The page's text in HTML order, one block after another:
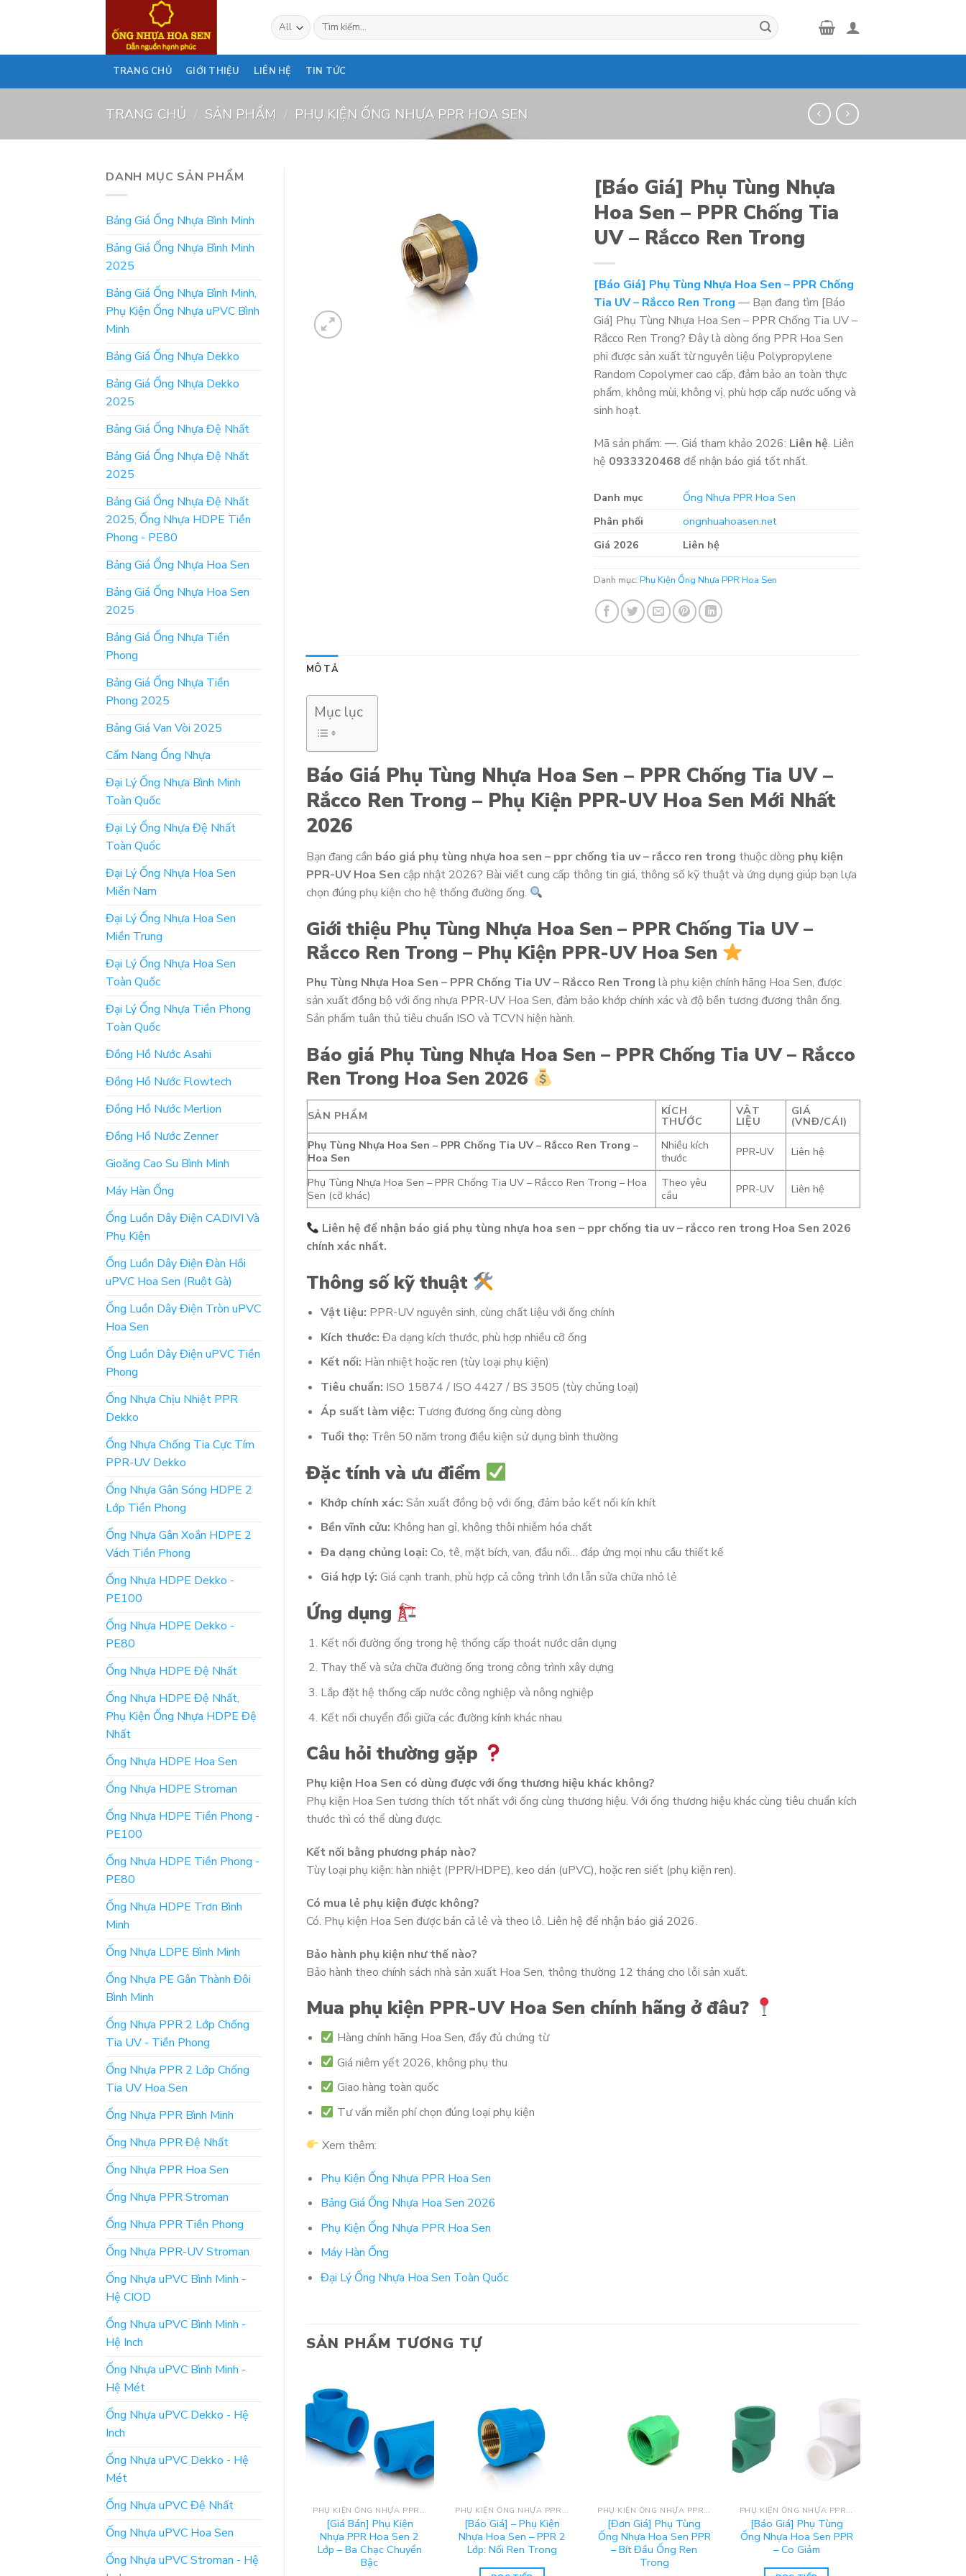
Tìm
kiếm:
TRANG CHỦ GIỚI THIỆU LIÊN HỆ TIN TỨC
TRANG CHỦ / SẢN PHẨM / PHỤ KIỆN ỐNG NHỰA PPR HOA SEN
DANH MỤC SẢN PHẨM
Bảng Giá Ống Nhựa Bình Minh
Bảng Giá Ống Nhựa Bình Minh
2025
Bảng Giá Ống Nhựa Bình Minh,
Phụ Kiện Ống Nhựa uPVC Bình
Minh
Bảng Giá Ống Nhựa Dekko
Bảng Giá Ống Nhựa Dekko
2025
Bảng Giá Ống Nhựa Đệ Nhất
Bảng Giá Ống Nhựa Đệ Nhất
2025
Bảng Giá Ống Nhựa Đệ Nhất
2025, Ống Nhựa HDPE Tiền
Phong - PE80
Bảng Giá Ống Nhựa Hoa Sen
Bảng Giá Ống Nhựa Hoa Sen
2025
Bảng Giá Ống Nhựa Tiền
Phong
Bảng Giá Ống Nhựa Tiền
Phong 2025
Bảng Giá Van Vòi 2025
Cẩm Nang Ống Nhựa
Đại Lý Ống Nhựa Bình Minh
Toàn Quốc
Đại Lý Ống Nhựa Đệ Nhất
Toàn Quốc
Đại Lý Ống Nhựa Hoa Sen
Miền Nam
Đại Lý Ống Nhựa Hoa Sen
Miền Trung
Đại Lý Ống Nhựa Hoa Sen
Toàn Quốc
Đại Lý Ống Nhựa Tiền Phong
Toàn Quốc
Đồng Hồ Nước Asahi
Đồng Hồ Nước Flowtech
Đồng Hồ Nước Merlion
Đồng Hồ Nước Zenner
Gioăng Cao Su Bình Minh
Máy Hàn Ống
Ống Luồn Dây Điện CADIVI Và
Phụ Kiện
Ống Luồn Dây Điện Đàn Hồi
uPVC Hoa Sen (Ruột Gà)
Ống Luồn Dây Điện Tròn uPVC
Hoa Sen
Ống Luồn Dây Điện uPVC Tiền
Phong
Ống Nhựa Chịu Nhiệt PPR
Dekko
Ống Nhựa Chống Tia Cực Tím
PPR-UV Dekko
Ống Nhựa Gân Sóng HDPE 2
Lớp Tiền Phong
Ống Nhựa Gân Xoắn HDPE 2
Vách Tiền Phong
Ống Nhựa HDPE Dekko -
PE100
Ống Nhựa HDPE Dekko -
PE80
Ống Nhựa HDPE Đệ Nhất
Ống Nhựa HDPE Đệ Nhất,
Phụ Kiện Ống Nhựa HDPE Đệ
Nhất
Ống Nhựa HDPE Hoa Sen
Ống Nhựa HDPE Stroman
Ống Nhựa HDPE Tiền Phong -
PE100
Ống Nhựa HDPE Tiền Phong -
PE80
Ống Nhựa HDPE Trơn Bình
Minh
Ống Nhựa LDPE Bình Minh
Ống Nhựa PE Gân Thành Đôi
Bình Minh
Ống Nhựa PPR 2 Lớp Chống
Tia UV - Tiền Phong
Ống Nhựa PPR 2 Lớp Chống
Tia UV Hoa Sen
Ống Nhựa PPR Bình Minh
Ống Nhựa PPR Đệ Nhất
Ống Nhựa PPR Hoa Sen
Ống Nhựa PPR Stroman
Ống Nhựa PPR Tiền Phong
Ống Nhựa PPR-UV Stroman
Ống Nhựa uPVC Bình Minh -
Hệ CIOD
Ống Nhựa uPVC Bình Minh -
Hệ Inch
Ống Nhựa uPVC Bình Minh -
Hệ Mét
Ống Nhựa uPVC Dekko - Hệ
Inch
Ống Nhựa uPVC Dekko - Hệ
Mét
Ống Nhựa uPVC Đệ Nhất
Ống Nhựa uPVC Hoa Sen
Ống Nhựa uPVC Stroman - Hệ
[Báo Giá] Phụ Tùng Nhựa
Hoa Sen – PPR Chống Tia
UV – Rắcco Ren Trong
[Báo Giá] Phụ Tùng Nhựa Hoa Sen – PPR Chống
Tia UV – Rắcco Ren Trong — Bạn đang tìm [Báo
Giá] Phụ Tùng Nhựa Hoa Sen – PPR Chống Tia UV –
Rắcco Ren Trong? Đây là dòng ống PPR Hoa Sen
phi được sản xuất từ nguyên liệu Polypropylene
Random Copolymer cao cấp, đảm bảo an toàn thực
phẩm, không mùi, không vị, phù hợp cấp nước uống và
sinh hoạt.
Mã sản phẩm:—. Giá tham khảo 2026: Liên hệ. Liên
hệ 0933320468 để nhận báo giá tốt nhất.
Danh mục
Ống Nhựa PPR Hoa Sen
Phân phối
ongnhuahoasen.net
Giá 2026
Liên hệ
Danh mục:Phụ Kiện Ống Nhựa PPR Hoa Sen
MÔ TẢ
Mục lục
Báo Giá Phụ Tùng Nhựa Hoa Sen – PPR Chống Tia UV –
Rắcco Ren Trong – Phụ Kiện PPR-UV Hoa Sen Mới Nhất
2026
Bạn đang cần báo giá phụ tùng nhựa hoa sen – ppr chống tia uv – rắcco ren trong thuộc dòng phụ kiện
PPR-UV Hoa Sen cập nhật 2026? Bài viết cung cấp thông tin giá, thông số kỹ thuật và ứng dụng giúp bạn lựa
chọn đúng phụ kiện cho hệ thống đường ống.
Giới thiệu Phụ Tùng Nhựa Hoa Sen – PPR Chống Tia UV –
Rắcco Ren Trong – Phụ Kiện PPR-UV Hoa Sen
Phụ Tùng Nhựa Hoa Sen – PPR Chống Tia UV – Rắcco Ren Trong là phụ kiện chính hãng Hoa Sen, được
sản xuất đồng bộ với ống nhựa PPR-UV Hoa Sen, đảm bảo khớp chính xác và độ bền tương đương thân ống.
Sản phẩm tuân thủ tiêu chuẩn ISO và TCVN hiện hành.
Báo giá Phụ Tùng Nhựa Hoa Sen – PPR Chống Tia UV – Rắcco
Ren Trong Hoa Sen 2026
SẢN PHẨM KÍCH
THƯỚC
VẬT
LIỆU
GIÁ
(VNĐ/CÁI)
Phụ Tùng Nhựa Hoa Sen – PPR Chống Tia UV – Rắcco Ren Trong –
Hoa Sen
Nhiều kích
thước
PPR-UV Liên hệ
Phụ Tùng Nhựa Hoa Sen – PPR Chống Tia UV – Rắcco Ren Trong – Hoa
Sen (cỡ khác)
Theo yêu
cầu
PPR-UV Liên hệ
Liên hệ để nhận báo giá phụ tùng nhựa hoa sen – ppr chống tia uv – rắcco ren trong Hoa Sen 2026
chính xác nhất.
Thông số kỹ thuật
Vật liệu: PPR-UV nguyên sinh, cùng chất liệu với ống chính
Kích thước: Đa dạng kích thước, phù hợp nhiều cỡ ống
Kết nối: Hàn nhiệt hoặc ren (tùy loại phụ kiện)
Tiêu chuẩn: ISO 15874 / ISO 4427 / BS 3505 (tùy chủng loại)
Áp suất làm việc: Tương đương ống cùng dòng
Tuổi thọ: Trên 50 năm trong điều kiện sử dụng bình thường
Đặc tính và ưu điểm
Khớp chính xác: Sản xuất đồng bộ với ống, đảm bảo kết nối kín khít
Bền vĩnh cửu: Không han gỉ, không thôi nhiễm hóa chất
Đa dạng chủng loại: Co, tê, mặt bích, van, đầu nối… đáp ứng mọi nhu cầu thiết kế
Giá hợp lý: Giá cạnh tranh, phù hợp cả công trình lớn lẫn sửa chữa nhỏ lẻ
Ứng dụng
Kết nối đường ống trong hệ thống cấp thoát nước dân dụng
Thay thế và sửa chữa đường ống trong công trình xây dựng
Lắp đặt hệ thống cấp nước công nghiệp và nông nghiệp
Kết nối chuyển đổi giữa các đường kính khác nhau
Câu hỏi thường gặp
Phụ kiện Hoa Sen có dùng được với ống thương hiệu khác không?
Phụ kiện Hoa Sen tương thích tốt nhất với ống cùng thương hiệu. Với ống thương hiệu khác cùng tiêu chuẩn kích
thước thì có thể dùng được.
Kết nối bằng phương pháp nào?
Tùy loại phụ kiện: hàn nhiệt (PPR/HDPE), keo dán (uPVC), hoặc ren siết (phụ kiện ren).
Có mua lẻ phụ kiện được không?
Có. Phụ kiện Hoa Sen được bán cả lẻ và theo lô. Liên hệ để nhận báo giá 2026.
Bảo hành phụ kiện như thế nào?
Bảo hành theo chính sách nhà sản xuất Hoa Sen, thông thường 12 tháng cho lỗi sản xuất.
Mua phụ kiện PPR-UV Hoa Sen chính hãng ở đâu?
Hàng chính hãng Hoa Sen, đầy đủ chứng từ
Giá niêm yết 2026, không phụ thu
Giao hàng toàn quốc
Tư vấn miễn phí chọn đúng loại phụ kiện
Xem thêm:
Phụ Kiện Ống Nhựa PPR Hoa Sen
Bảng Giá Ống Nhựa Hoa Sen 2026
Phụ Kiện Ống Nhựa PPR Hoa Sen
Máy Hàn Ống
Đại Lý Ống Nhựa Hoa Sen Toàn Quốc
SẢN PHẨM TƯƠNG TỰ
PHỤ KIỆN ỐNG NHỰA PPR HOA SEN
[Giá Bán] Phụ Kiện
Nhựa PPR Hoa Sen 2
Lớp – Ba Chạc Chuyển
Bậc
PHỤ KIỆN ỐNG NHỰA PPR HOA SEN
[Báo Giá] – Phụ Kiện
Nhựa Hoa Sen – PPR 2
Lớp: Nối Ren Trong
PHỤ KIỆN ỐNG NHỰA PPR HOA SEN
[Đơn Giá] Phụ Tùng
Ống Nhựa Hoa Sen PPR
– Bít Đầu Ống Ren
Trong
PHỤ KIỆN ỐNG NHỰA PPR HOA SEN
[Báo Giá] Phụ Tùng
Ống Nhựa Hoa Sen PPR
– Co Giảm
PHỤ KIỆN ỐNG NHỰA PPR HOA SEN
[Bảng Giá] Phụ Tùng
Ống Nhựa Hoa Sen PPR
– Khớp Nối Sống Ren
Ống PPR – Chữ T Ren